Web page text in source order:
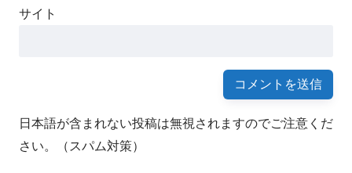
サイト
日本語が含まれない投稿は無視されますのでご注意くだ
さい。（スパム対策）